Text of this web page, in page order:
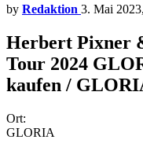
by Redaktion 3. Mai
Herbert Pixner
Tour 2024
kaufen /
Ort:
GLORIA